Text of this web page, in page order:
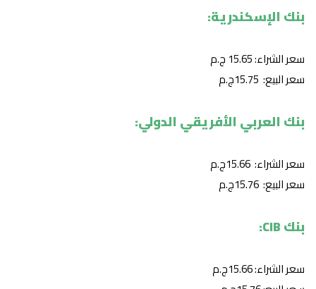
بنك الإسكندرية:
سعر الشراء: 15.65 ج.م
سعر البيع: 15.75ج.م
بنك العربي الأفريقي الدولي:
سعر الشراء: 15.66ج.م
سعر البيع: 15.76ج.م
بنك CIB:
سعر الشراء: 15.66ج.م